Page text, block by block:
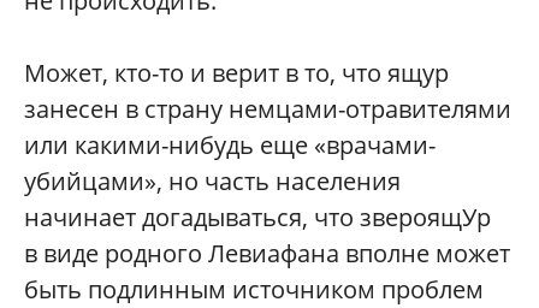
Может, кто-то и верит в то, что ящур
занесен в страну немцами-отравителями
или какими-нибудь еще «врачами-
убийцами», но часть населения
начинает догадываться, что звероящУр
в виде родного Левиафана вполне может
быть подлинным источником проблем